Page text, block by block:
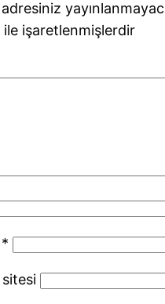
ile işaretlenmişlerdir
*